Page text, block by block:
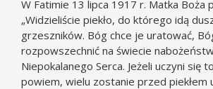
W Fatimie 13 lipca 1917 r. Matka Boża
„Widzieliście piekło, do którego idą
grzeszników. Bóg chce je uratować,
rozpowszechnić na świecie
Niepokalanego Serca. Jeżeli uczyni się
powiem, wielu zostanie przed piekłem